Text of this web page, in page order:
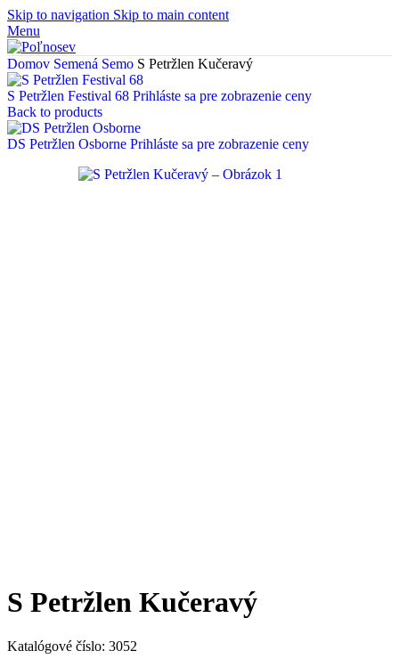
Skip to navigation Skip to main content
Menu
Domov Semená Semo S Petržlen Kučeravý
S Petržlen Festival 68 Prihláste sa pre zobrazenie ceny
Back to products
DS Petržlen Osborne Prihláste sa pre zobrazenie ceny
S Petržlen Kučeravý
Katalógové číslo: 3052